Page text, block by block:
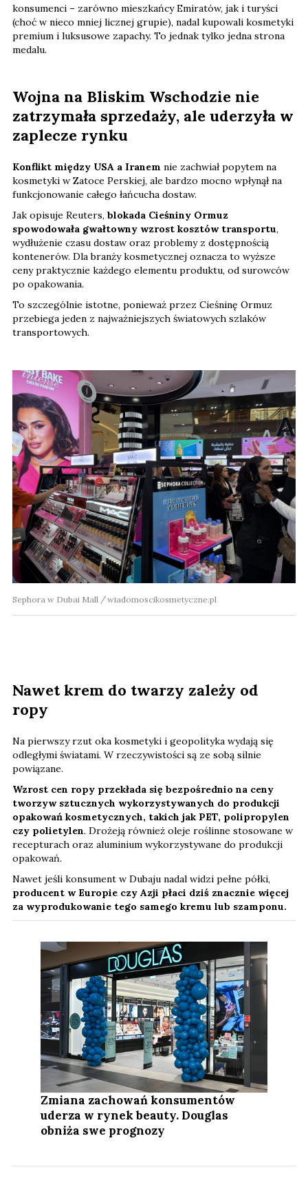
konsumenci – zarówno mieszkańcy Emiratów, jak i turyści
(choć w nieco mniej licznej grupie), nadal kupowali kosmetyki
premium i luksusowe zapachy. To jednak tylko jedna strona
medalu.
Wojna na Bliskim Wschodzie nie
zatrzymała sprzedaży, ale uderzyła w
zaplecze rynku
Konflikt między USA a Iranem nie zachwiał popytem na
kosmetyki w Zatoce Perskiej, ale bardzo mocno wpłynął na
funkcjonowanie całego łańcucha dostaw.
Jak opisuje Reuters, blokada Cieśniny Ormuz
spowodowała gwałtowny wzrost kosztów transportu,
wydłużenie czasu dostaw oraz problemy z dostępnością
kontenerów. Dla branży kosmetycznej oznacza to wyższe
ceny praktycznie każdego elementu produktu, od surowców
po opakowania.
To szczególnie istotne, ponieważ przez Cieśninę Ormuz
przebiega jeden z najważniejszych światowych szlaków
transportowych.
Sephora w Dubai Mall wiadomoscikosmetyczne.pl
Nawet krem do twarzy zależy od
ropy
Na pierwszy rzut oka kosmetyki i geopolityka wydają się
odległymi światami. W rzeczywistości są ze sobą silnie
powiązane.
Wzrost cen ropy przekłada się bezpośrednio na ceny
tworzyw sztucznych wykorzystywanych do produkcji
opakowań kosmetycznych, takich jak PET, polipropylen
czy polietylen. Drożeją również oleje roślinne stosowane w
recepturach oraz aluminium wykorzystywane do produkcji
opakowań.
Nawet jeśli konsument w Dubaju nadal widzi pełne półki,
producent w Europie czy Azji płaci dziś znacznie więcej
za wyprodukowanie tego samego kremu lub szamponu.
Zmiana zachowań konsumentów
uderza w rynek beauty. Douglas
obniża swe prognozy